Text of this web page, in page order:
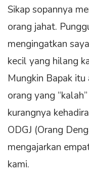
Sikap sopannya
orang jahat.
mengingatkan
kecil yang hilang
Mungkin Bapak
orang yang
kurangnya
ODGJ (Orang
mengajarkan
kami.